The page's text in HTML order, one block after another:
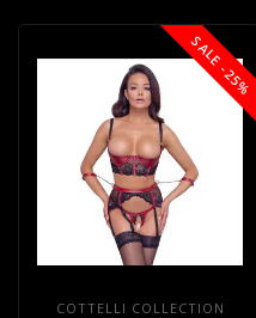
SALE -25%
COTTELLI COLLECTION